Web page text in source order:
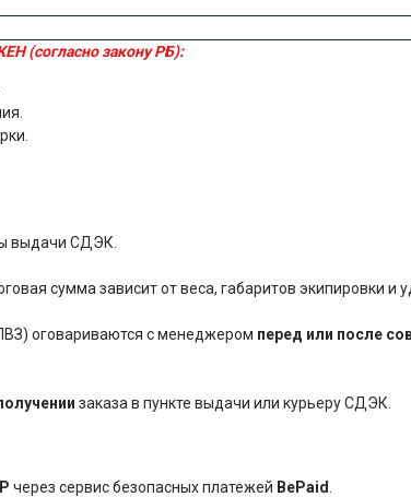
(согласно закону РБ):
выдачи СДЭК.
сумма зависит от веса, габаритов экипировки и
оговариваются с менеджером перед или после
заказа в пункте выдачи или курьеру СДЭК.
через сервис безопасных платежей BePaid